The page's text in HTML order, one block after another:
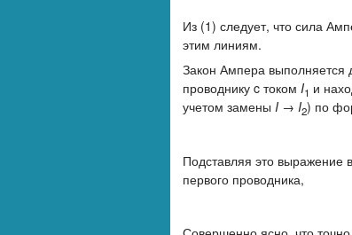
Из (1) следует, что сила
этим линиям.
Закон Ампера выполняется
проводнику c током I1 и
учетом замены I → I2) по
Подставляя это выражение
первого проводника,